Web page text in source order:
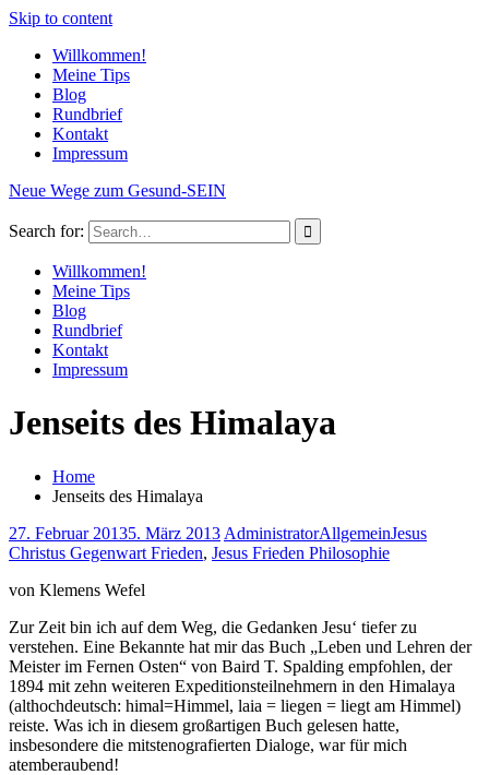
Skip to content
Willkommen!
Meine Tips
Blog
Rundbrief
Kontakt
Impressum
Neue Wege zum Gesund-SEIN
Search for:
Willkommen!
Meine Tips
Blog
Rundbrief
Kontakt
Impressum
Jenseits des Himalaya
Home
Jenseits des Himalaya
27. Februar 20135. März 2013 AdministratorAllgemeinJesus
Christus Gegenwart Frieden, Jesus Frieden Philosophie
von Klemens Wefel
Zur Zeit bin ich auf dem Weg, die Gedanken Jesu‘ tiefer zu
verstehen. Eine Bekannte hat mir das Buch „Leben und Lehren der
Meister im Fernen Osten“ von Baird T. Spalding empfohlen, der
1894 mit zehn weiteren Expeditionsteilnehmern in den Himalaya
(althochdeutsch: himal=Himmel, laia = liegen = liegt am Himmel)
reiste. Was ich in diesem großartigen Buch gelesen hatte,
insbesondere die mitstenografierten Dialoge, war für mich
atemberaubend!